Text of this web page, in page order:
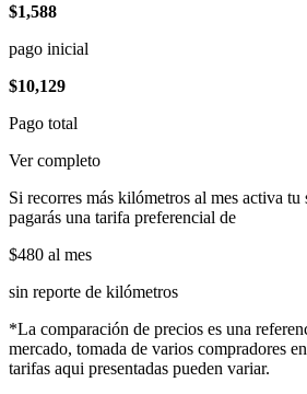
$1,588
pago inicial
$10,129
Pago total
Ver completo
Si recorres más kilómetros al mes activa tu
pagarás una tarifa preferencial de
$480 al mes
sin reporte de kilómetros
*La comparación de precios es una
mercado, tomada de varios compradores
tarifas aqui presentadas pueden variar.